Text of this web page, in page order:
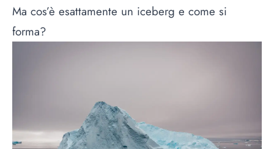
Ma cos’è esattamente un iceberg e come si
forma?